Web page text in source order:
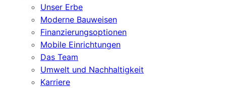
Unser Erbe
Moderne Bauweisen
Finanzierungsoptionen
Mobile Einrichtungen
Das Team
Umwelt und Nachhaltigkeit
Karriere